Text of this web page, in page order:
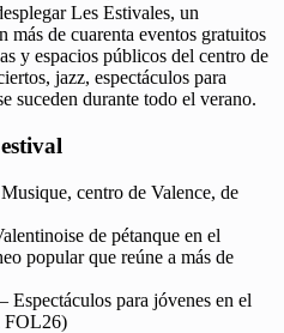
Les Estivales, un
más de cuarenta eventos gratuitos
y espacios públicos del centro de
jazz, espectáculos para
suceden durante todo el verano.
centro de Valence, de
de pétanque en el
popular que reúne a más de
Espectáculos para jóvenes en el
FOL26)